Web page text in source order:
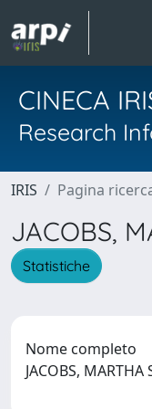
CINECA
Research
IRIS Pagina
JACOBS,
Statistiche
Nome completo
JACOBS, MARTHA